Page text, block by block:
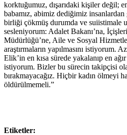
korktuğumuz, dışarıdaki kişiler değil;
babamız, abimiz dediğimiz
birliği çökmüş durumda ve suiistimale
sesleniyorum: Adalet Bakanı’na,
Müdürlüğü’ne, Aile ve Sosyal
araştırmaların yapılmasını istiyorum.
Elik’in en kısa sürede yakalanıp en ağır
istiyorum. Bizler bu sürecin takipçisi
bırakmayacağız. Hiçbir kadın ölmeyi
öldürülmemeli.”
Etiketler: